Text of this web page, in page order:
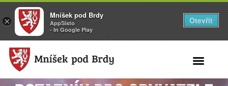
×
Mníšek pod Brdy
AppSisto
- In Google Play
Otevřít